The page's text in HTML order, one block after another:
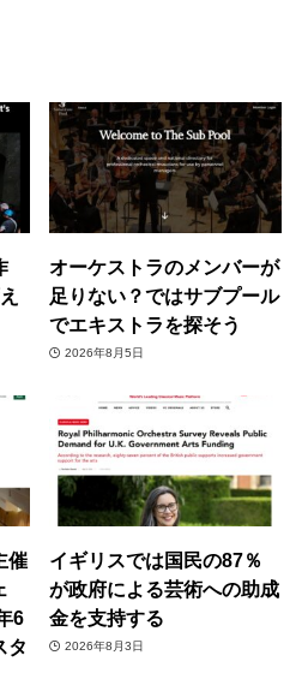
オーケストラのメンバーが
足りない？ではサブプール
でエキストラを探そう
2026年8月5日
催
6
タ
イギリスでは国民の87％
が政府による芸術への助成
金を支持する
2026年8月3日